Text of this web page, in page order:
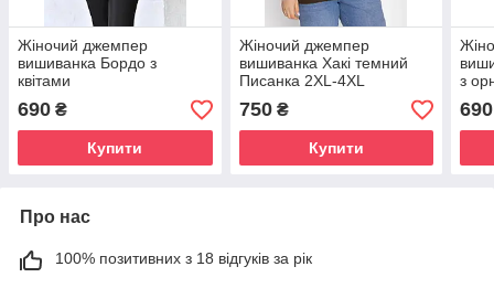
Жіночий джемпер
вишиванка Бордо з
квітами
690 ₴
Купити
Жіночий джемпер
вишиванка Хакі темний
Писанка 2XL-4XL
750₴
Купити
з
690
Про нас
100% позитивних з 18 відгуків за рік